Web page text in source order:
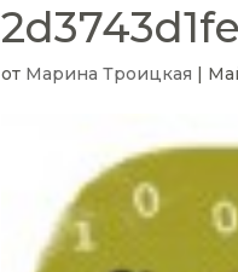
2d3743d1fe
от Марина Троицкая |